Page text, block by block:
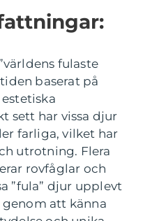
fulaste
baserat på
sett har vissa djur
farliga, vilket har
utrotning. Flera
rovfåglar och
”fula” djur upplevt
att känna